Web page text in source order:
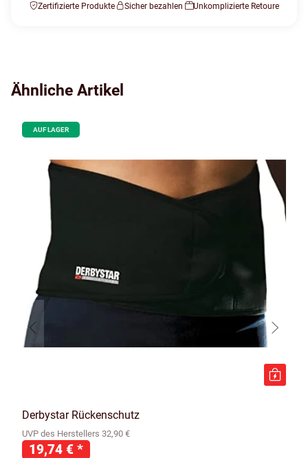
Zertifizierte Produkte Sicher bezahlen Unkomplizierte Retoure
Ähnliche Artikel
AUF LAGER
Derbystar Rückenschutz
UVP des Herstellers 32,90 €
19,74 € *